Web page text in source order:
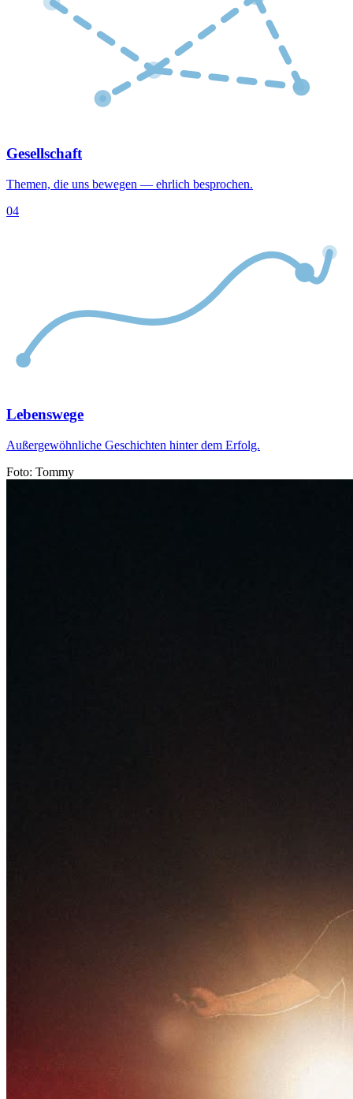
Gesellschaft
Themen, die uns bewegen — ehrlich besprochen.
04
Lebenswege
Außergewöhnliche Geschichten hinter dem Erfolg.
Foto: Tommy